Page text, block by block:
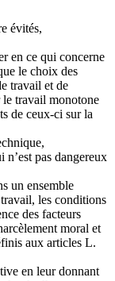
évités,
en ce qui concerne
le choix des
travail et de
travail monotone
de ceux-ci sur la
n’est pas dangereux
un ensemble
les conditions
des facteurs
moral et
aux articles L.
en leur donnant